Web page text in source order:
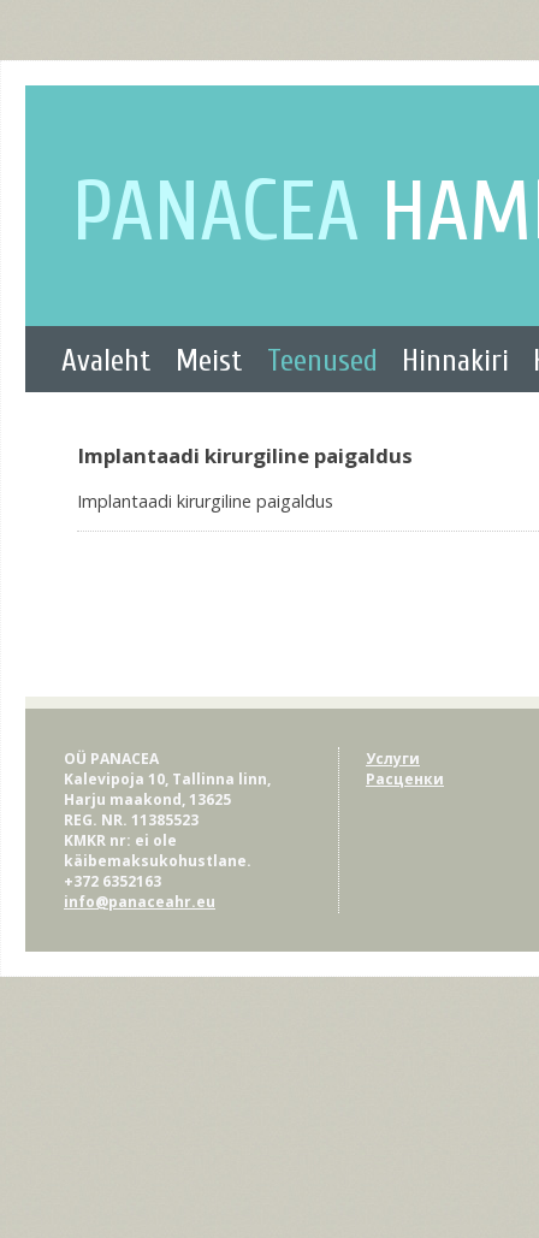
PANACEA
Avaleht Meist Teenused Hinnakiri
Implantaadi kirurgiline paigaldus
Implantaadi kirurgiline paigaldus
OÜ PANACEA
Kalevipoja 10, Tallinna linn,
Harju maakond, 13625
REG. NR. 11385523
KMKR nr: ei ole
käibemaksukohustlane.
+372 6352163
info@panaceahr.eu
Услуги
Расценки